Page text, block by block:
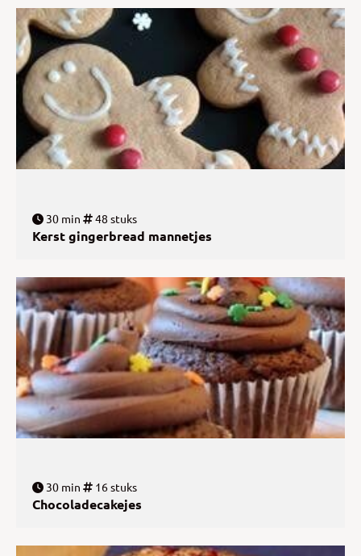
30 min 48 stuks
Kerst gingerbread mannetjes
30 min 16 stuks
Chocoladecakejes